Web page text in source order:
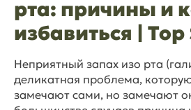
рта: причины и
избавиться |
Неприятный запах изо рта
деликатная проблема,
замечают сами, но замечают